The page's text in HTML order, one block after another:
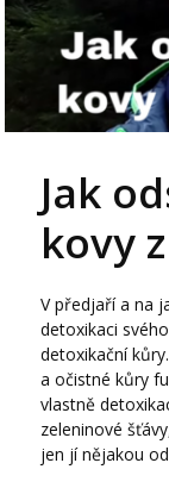
Jak
kovy
V předjaří a na
detoxikaci
detoxikační
a očistné kůry
vlastně
zeleninové
jen jí nějakou